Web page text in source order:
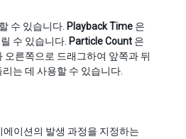
수 있습니다. Playback Time 은
수 있습니다. Particle Count 은
른쪽으로 드래그하여 앞쪽과 뒤
는 데 사용할 수 있습니다.
이션의 발생 과정을 지정하는